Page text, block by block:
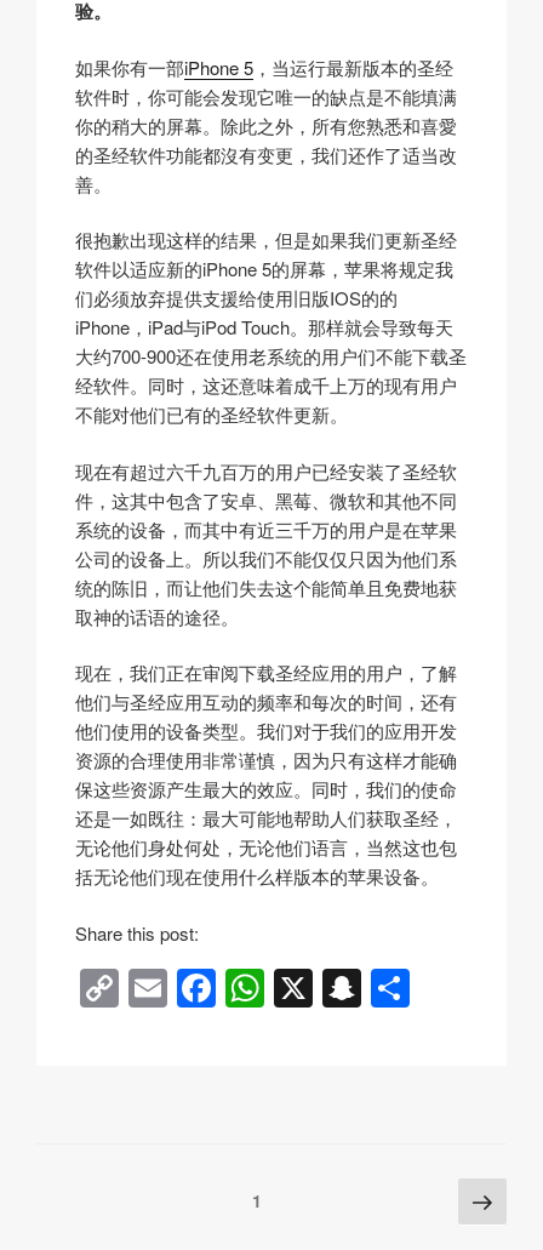
验。
如果你有一部iPhone 5 ，当运行最新版本的圣经
软件时，你可能会发现它唯一的缺点是不能填满
你的稍大的屏幕。除此之外，所有您熟悉和喜愛
的圣经软件功能都沒有变更，我们还作了适当改
善。
很抱歉出现这样的结果，但是如果我们更新圣经
软件以适应新的iPhone 5的屏幕，苹果将规定我
们必须放弃提供支援给使用旧版IOS的的
iPhone，iPad与iPod Touch。那样就会导致每天
大约700-900还在使用老系统的用户们不能下载圣
经软件。同时，这还意味着成千上万的现有用户
不能对他们已有的圣经软件更新。
现在有超过六千九百万的用户已经安装了圣经软
件，这其中包含了安卓、黑莓、微软和其他不同
系统的设备，而其中有近三千万的用户是在苹果
公司的设备上。所以我们不能仅仅只因为他们系
统的陈旧，而让他们失去这个能简单且免费地获
取神的话语的途径。
现在，我们正在审阅下载圣经应用的用户，了解
他们与圣经应用互动的频率和每次的时间，还有
他们使用的设备类型。我们对于我们的应用开发
资源的合理使用非常谨慎，因为只有这样才能确
保这些资源产生最大的效应。同时，我们的使命
还是一如既往：最大可能地帮助人们获取圣经，
无论他们身处何处，无论他们语言，当然这也包
括无论他们现在使用什么样版本的苹果设备。
Share this post:
C
o
E
m
F
a
W
h
X S
n
1 下
一